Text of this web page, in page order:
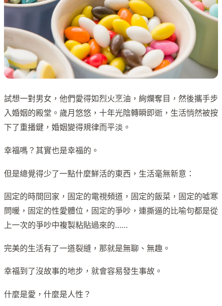
試想一對男女，他們愛得如烈火烹油，絢爛奪目，然後攜手步
入婚姻的殿堂。歲月悠悠，十年光陰轉瞬即逝，生活悄然被按
下了重播鍵，婚姻變得規律而平淡。
幸福嗎？其實也是幸福的。
但是總覺得少了一點什麼鮮活的東西，生活毫無新意：
固定的時間回家，固定的電視頻道，固定的飯菜，固定的噓寒
問暖，固定的性愛體位，固定的爭吵，連撕逼的比喻句都是從
上一次的爭吵中複製粘貼過來的……
完美的生活有了一道裂縫，那就是無聊、無趣。
幸福到了沒故事的地步，就會容易發生事故。
什麼是愛，什麼是人性？